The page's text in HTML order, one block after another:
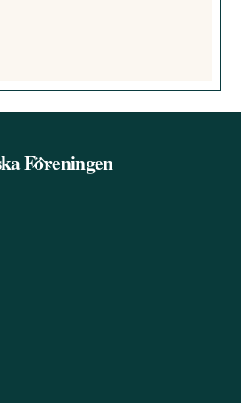
Back
Föreningen